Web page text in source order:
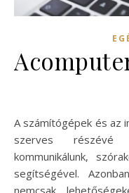
A számítógépek és az internet korában mindennapi életünk
szerves részévé
kommunikálunk,
segítségével.
nemcsak